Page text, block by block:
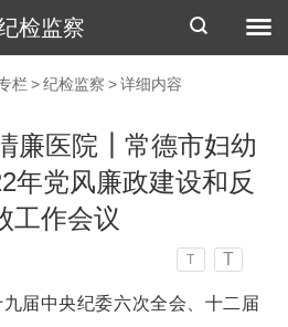
检监察
栏 > 纪检监察 > 详细内容
廉医院┃常德市妇幼
年党风廉政建设和反
工作会议
T T
届中央纪委六次全会、十二届